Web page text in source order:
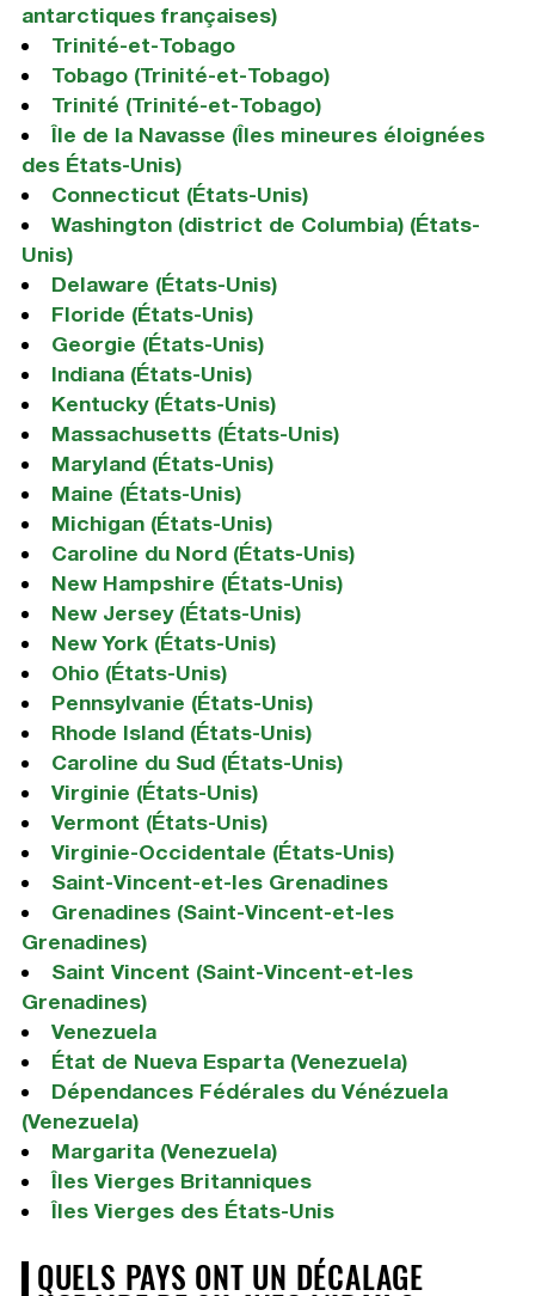
antarctiques françaises)
Trinité-et-Tobago
Tobago (Trinité-et-Tobago)
Trinité (Trinité-et-Tobago)
Île de la Navasse (Îles mineures éloignées
des États-Unis)
Connecticut (États-Unis)
Washington (district de Columbia) (États-
Unis)
Delaware (États-Unis)
Floride (États-Unis)
Georgie (États-Unis)
Indiana (États-Unis)
Kentucky (États-Unis)
Massachusetts (États-Unis)
Maryland (États-Unis)
Maine (États-Unis)
Michigan (États-Unis)
Caroline du Nord (États-Unis)
New Hampshire (États-Unis)
New Jersey (États-Unis)
New York (États-Unis)
Ohio (États-Unis)
Pennsylvanie (États-Unis)
Rhode Island (États-Unis)
Caroline du Sud (États-Unis)
Virginie (États-Unis)
Vermont (États-Unis)
Virginie-Occidentale (États-Unis)
Saint-Vincent-et-les Grenadines
Grenadines (Saint-Vincent-et-les
Grenadines)
Saint Vincent (Saint-Vincent-et-les
Grenadines)
Venezuela
État de Nueva Esparta (Venezuela)
Dépendances Fédérales du Vénézuela
(Venezuela)
Margarita (Venezuela)
Îles Vierges Britanniques
Îles Vierges des États-Unis
QUELS PAYS ONT UN DÉCALAGE